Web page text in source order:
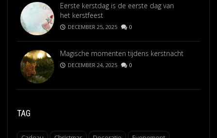
Eerste kerstdag is de eerste dag van
het kerstfeest
DECEMBER 25, 2025 0
Magische momenten tijdens kerstnacht
DECEMBER 24, 2025 0
TAG